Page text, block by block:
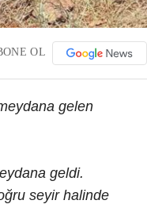
OL
gelen
geldi.
seyir halinde